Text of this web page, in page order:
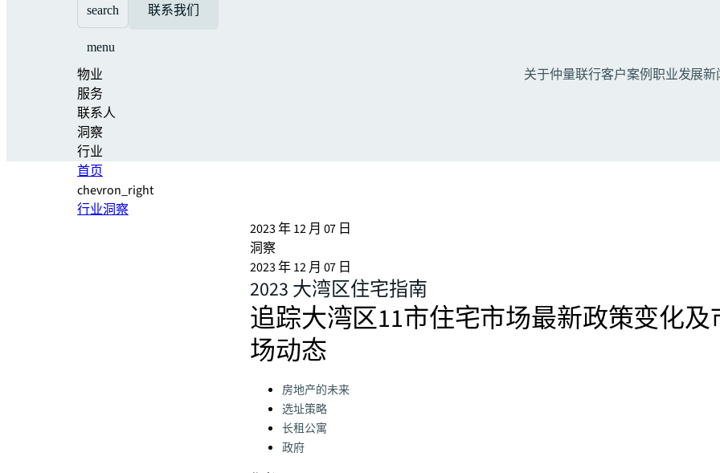
search 联系我们
menu
物业
服务
联系人
洞察
行业
关于仲量联行客户案例职业发展新
首页
chevron_right
行业洞察
2023 年 12 月 07 日
洞察
2023 年 12 月 07 日
2023 大湾区住宅指南
追踪大湾区11市住宅市场最新政策变化及
场动态
Categories:
房地产的未来
选址策略
长租公寓
政府